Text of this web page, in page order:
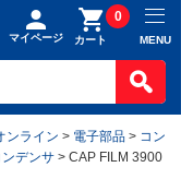
マイページ カート
0
MENU
ンライン > 電子部品 > コン
デンサ > CAP FILM 3900